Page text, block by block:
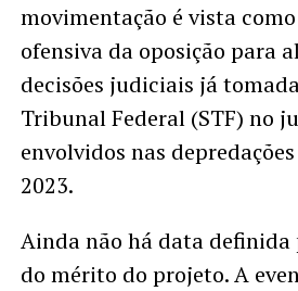
movimentação é vista
ofensiva da oposição para
decisões judiciais já
Tribunal Federal (STF) no
envolvidos nas
2023.
Ainda não há data definida
do mérito do projeto. A